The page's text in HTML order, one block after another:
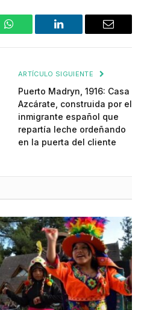
WhatsApp LinkedIn Email
ARTÍCULO SIGUIENTE
Puerto Madryn, 1916: Casa
Azcárate, construida por el
inmigrante español que
repartía leche ordeñando
en la puerta del cliente